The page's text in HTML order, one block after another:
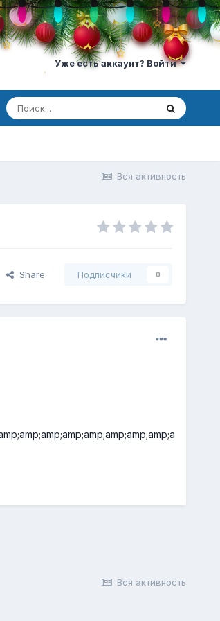
Уже есть аккаунт? Войти
Вся активность
Share Подписчики 0
Вся активность